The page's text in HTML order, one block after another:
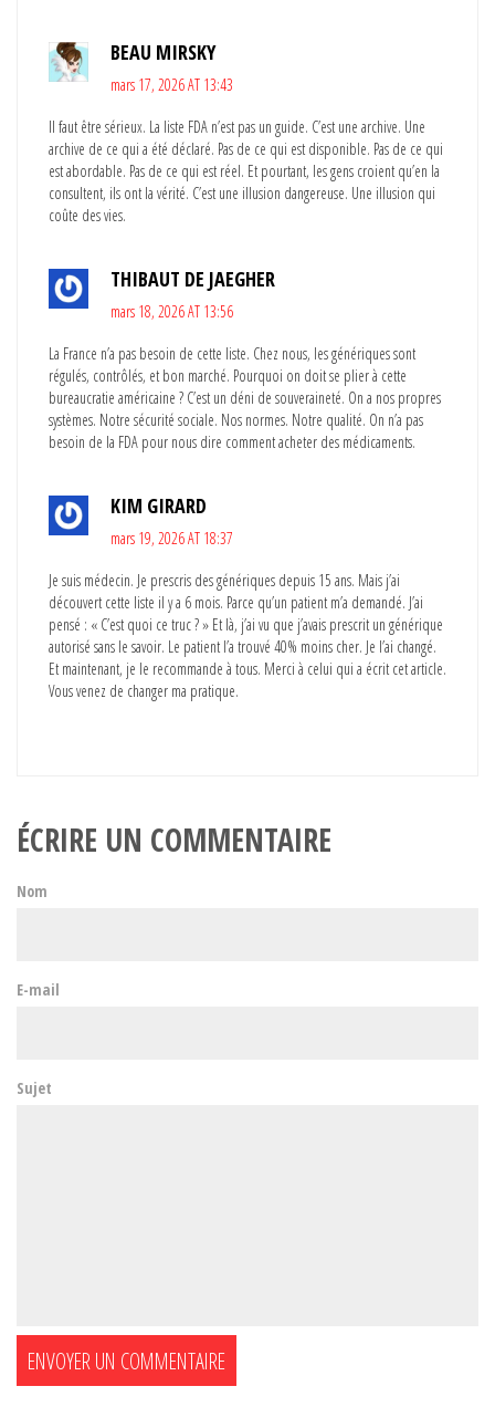
BEAU MIRSKY
mars 17, 2026 AT 13:43
Il faut être sérieux. La liste FDA n’est pas un guide. C’est une archive. Une
archive de ce qui a été déclaré. Pas de ce qui est disponible. Pas de ce qui
est abordable. Pas de ce qui est réel. Et pourtant, les gens croient qu’en la
consultent, ils ont la vérité. C’est une illusion dangereuse. Une illusion qui
coûte des vies.
THIBAUT DE JAEGHER
mars 18, 2026 AT 13:56
La France n’a pas besoin de cette liste. Chez nous, les génériques sont
régulés, contrôlés, et bon marché. Pourquoi on doit se plier à cette
bureaucratie américaine ? C’est un déni de souveraineté. On a nos propres
systèmes. Notre sécurité sociale. Nos normes. Notre qualité. On n’a pas
besoin de la FDA pour nous dire comment acheter des médicaments.
KIM GIRARD
mars 19, 2026 AT 18:37
Je suis médecin. Je prescris des génériques depuis 15 ans. Mais j’ai
découvert cette liste il y a 6 mois. Parce qu’un patient m’a demandé. J’ai
pensé : « C’est quoi ce truc ? » Et là, j’ai vu que j’avais prescrit un générique
autorisé sans le savoir. Le patient l’a trouvé 40% moins cher. Je l’ai changé.
Et maintenant, je le recommande à tous. Merci à celui qui a écrit cet article.
Vous venez de changer ma pratique.
ÉCRIRE UN COMMENTAIRE
Nom
E-mail
Sujet